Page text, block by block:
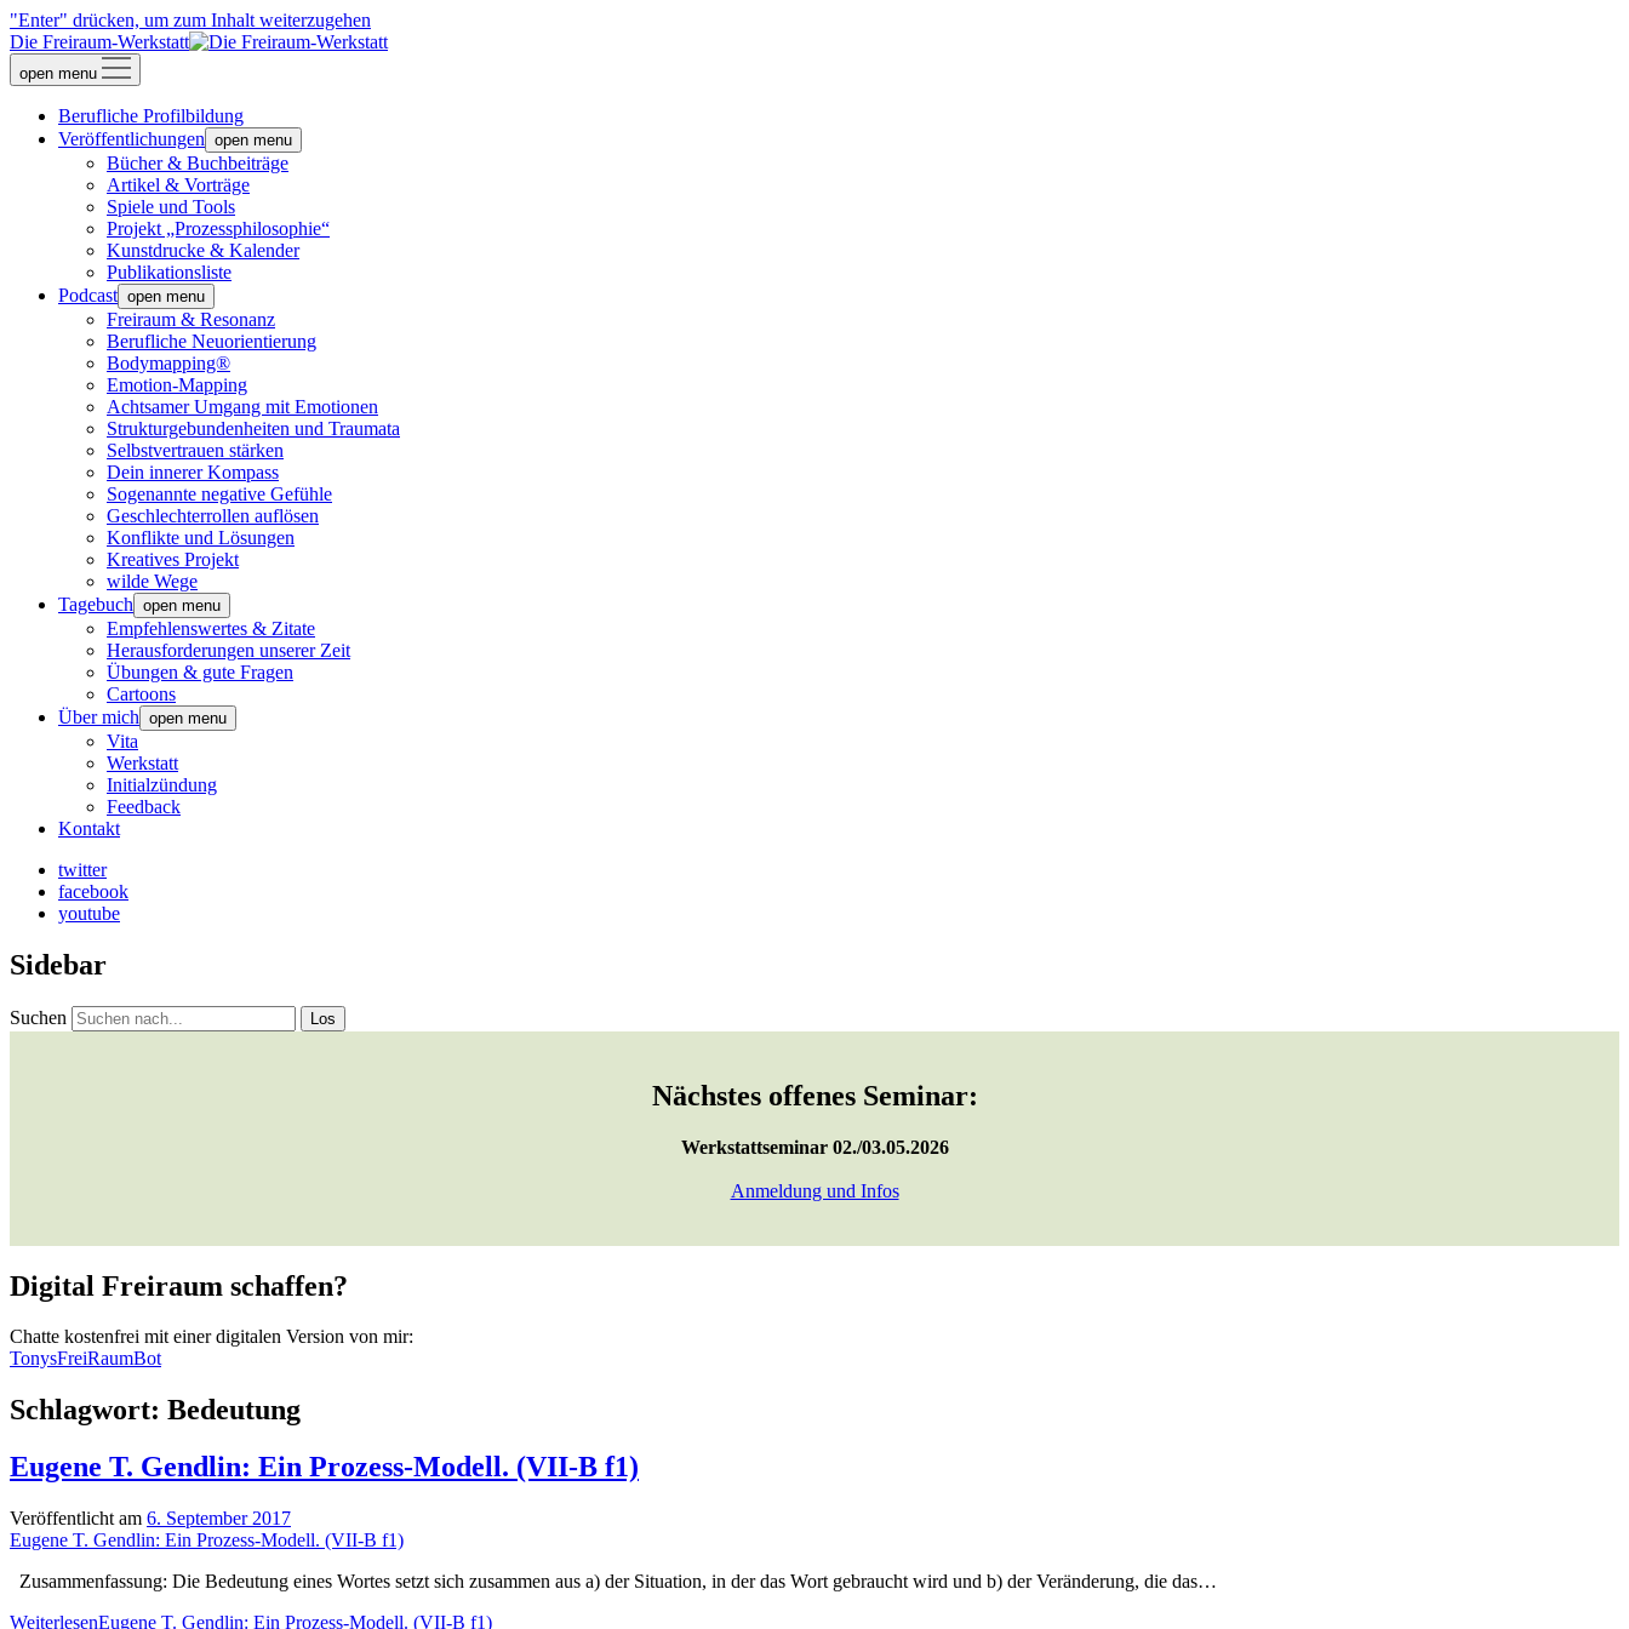
"Enter" drücken, um zum Inhalt weiterzugehen
Die Freiraum-Werkstatt
open menu
Berufliche Profilbildung
Veröffentlichungen open menu
Bücher & Buchbeiträge
Artikel & Vorträge
Spiele und Tools
Projekt „Prozessphilosophie“
Kunstdrucke & Kalender
Publikationsliste
Podcast open menu
Freiraum & Resonanz
Berufliche Neuorientierung
Bodymapping®
Emotion-Mapping
Achtsamer Umgang mit Emotionen
Strukturgebundenheiten und Traumata
Selbstvertrauen stärken
Dein innerer Kompass
Sogenannte negative Gefühle
Geschlechterrollen auflösen
Konflikte und Lösungen
Kreatives Projekt
wilde Wege
Tagebuch open menu
Empfehlenswertes & Zitate
Herausforderungen unserer Zeit
Übungen & gute Fragen
Cartoons
Über mich open menu
Vita
Werkstatt
Initialzündung
Feedback
Kontakt
twitter
facebook
youtube
Sidebar
Suchen
Nächstes offenes Seminar:
Werkstattseminar 02./03.05.2026
Anmeldung und Infos
Digital Freiraum schaffen?
Chatte kostenfrei mit einer digitalen Version von mir:
TonysFreiRaumBot
Schlagwort: Bedeutung
Eugene T. Gendlin: Ein Prozess-Modell. (VII-B f1)
Veröffentlicht am 6. September 2017
Eugene T. Gendlin: Ein Prozess-Modell. (VII-B f1)
Zusammenfassung: Die Bedeutung eines Wortes setzt sich zusammen aus a) der Situation, in der das Wort gebraucht wird und b) der Veränderung, die das…
WeiterlesenEugene T. Gendlin: Ein Prozess-Modell. (VII-B f1)